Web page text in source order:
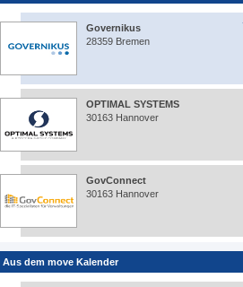
Governikus
28359 Bremen
OPTIMAL SYSTEMS
30163 Hannover
GovConnect
30163 Hannover
Aus dem move Kalender